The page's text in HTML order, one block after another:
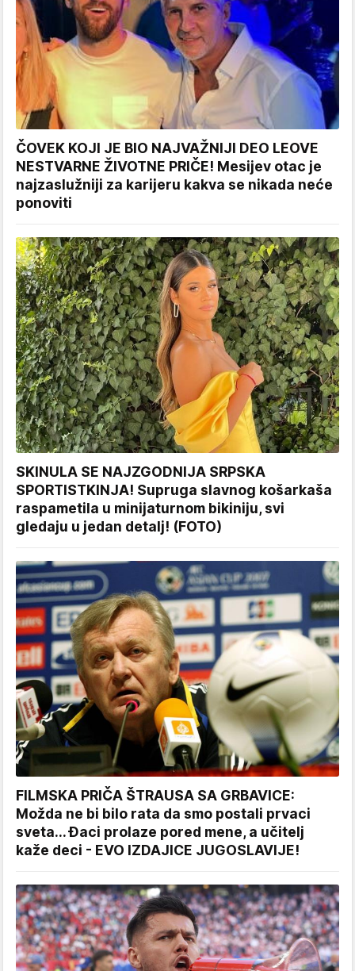
ČOVEK KOJI JE BIO NAJVAŽNIJI DEO LEOVE
NESTVARNE ŽIVOTNE PRIČE! Mesijev otac je
najzaslužniji za karijeru kakva se nikada neće
ponoviti
SKINULA SE NAJZGODNIJA SRPSKA
SPORTISTKINJA! Supruga slavnog košarkaša
raspametila u minijaturnom bikiniju, svi
gledaju u jedan detalj! (FOTO)
FILMSKA PRIČA ŠTRAUSA SA GRBAVICE:
Možda ne bi bilo rata da smo postali prvaci
sveta... Đaci prolaze pored mene, a učitelj
kaže deci - EVO IZDAJICE JUGOSLAVIJE!